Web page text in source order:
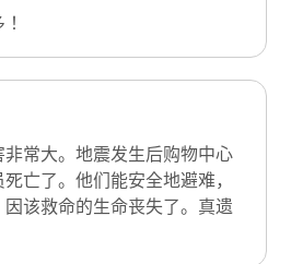
常大。地震发生后购物中心
亡了。他们能安全地避难，
该救命的生命丧失了。真遗